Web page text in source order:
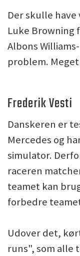
Der skulle
Luke Browning
Albons
problem.
Frederik Vesti
Danskeren er
Mercedes og
simulator.
raceren
teamet kan
forbedre
Udover det,
runs", som alle